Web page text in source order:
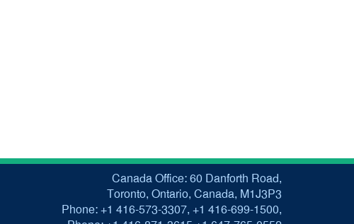
Canada Office: 60 Danforth Road,
Toronto, Ontario, Canada, M1J3P3
Phone: +1 416-573-3307, +1 416-699-1500,